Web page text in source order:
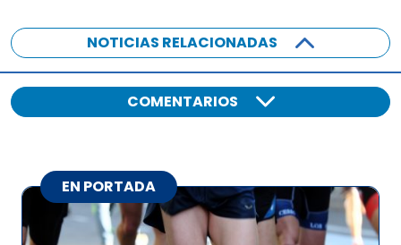
NOTICIAS RELACIONADAS
COMENTARIOS
EN PORTADA